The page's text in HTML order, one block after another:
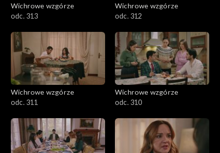
Wichrowe wzgórze
odc. 313
Wichrowe wzgórze
odc. 312
Wichrowe wzgórze
odc. 311
Wichrowe wzgórze
odc. 310